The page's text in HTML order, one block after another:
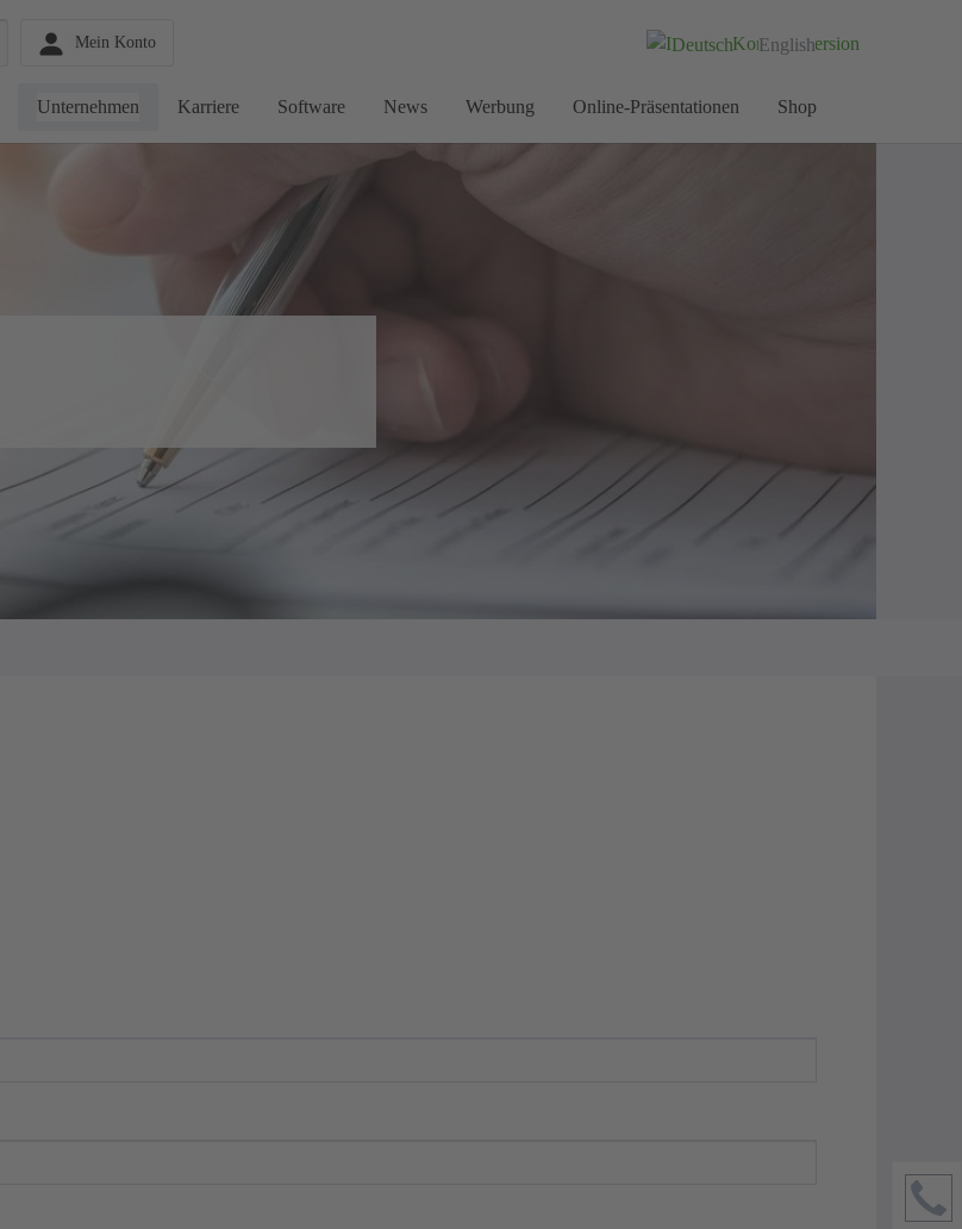
Mein Konto Deutsch English
Unternehmen Karriere Software News Werbung Online-Präsentationen Shop